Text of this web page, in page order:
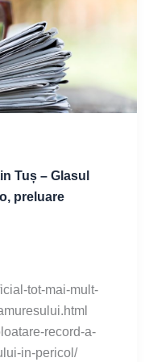
Tuș – Glasul
preluare
tot-mai-mult-
record-a-
in-pericol/